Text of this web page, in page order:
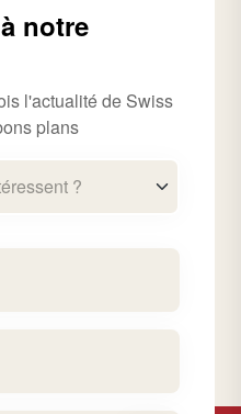
notre
l'actualité de Swiss
plans
?